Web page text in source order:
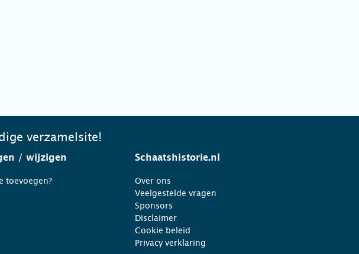
verzamelsite!
/ wijzigen
toevoegen?
Schaatshistorie.nl
Over ons
Veelgestelde vragen
Sponsors
Disclaimer
Cookie beleid
Privacy verklaring